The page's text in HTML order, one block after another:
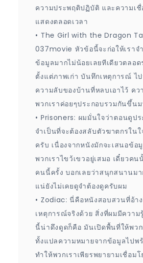
ความประพฤติปฏิบัติ และความเชื่
แสดงตลอดเวลา
• The Girl with the Dragon
037movie หัวข้อนี้จะก่อให้เราจ
ข้อมูลมากไม่น้อยเลยทีเดียวตลอด
ตั้งแต่ภาพเก่า บันทึกเหตุการณ์ ไ
ความลับของบ้านที่หลบเอาไว้ ค
พวกเราค่อยๆประกอบรวมกันขึ้นม
• Prisoners: ผมมั่นใจว่าตอนดูป
จำเป็นที่จะต้องสลับตัวฆาตกรใน
ครับ เนื่องจากหนังมักจะเสนอข้อ
พวกเราไขว้เขวอยู่เสมอ เดี๋ยวค
คนนี้ครั้ง บอกเลยว่าสนุกสนานม
แน่ยังไม่เคยดูจำต้องดูครับผม
• Zodiac: นี่คือหนังสอบสวนที่อ้า
เหตุการณ์จริงด้วย สิ่งที่ผมมีความ
นี้น่าดึงดูดก็คือ มันเปิดพื้นที่ให้พวก
ทั้งแปลความหมายจากข้อมูลไปพ
ทำให้พวกเราเพียรพยายามเชื่อม